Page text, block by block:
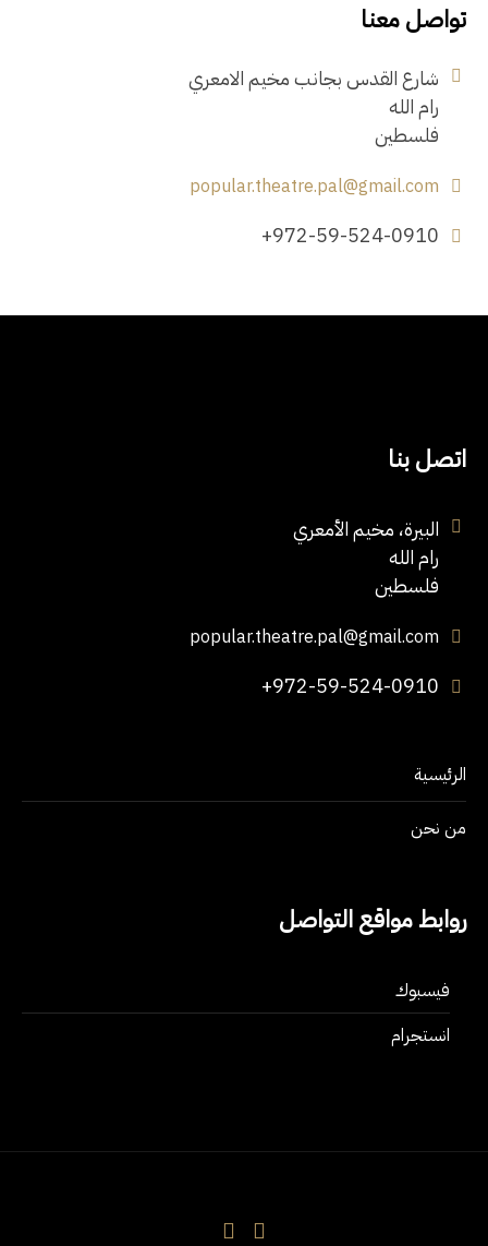
تواصل معنا
شارع القدس بجانب مخيم الامعري
رام الله
فلسطين
popular.theatre.pal@gmail.com
+972-59-524-0910
اتصل بنا
البيرة، مخيم الأمعري
رام الله
فلسطين
popular.theatre.pal@gmail.com
+972-59-524-0910
الرئيسية
من نحن
روابط مواقع التواصل
فيسبوك
انستجرام